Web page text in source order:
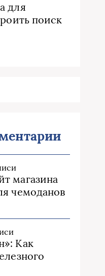
для
поиск
магазина
чемоданов
Как